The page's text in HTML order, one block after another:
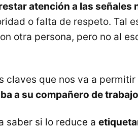
atención a las señales
o falta de respeto. Tal
otra persona, pero no al
claves que nos va a
a su compañero de
saber si lo reduce a